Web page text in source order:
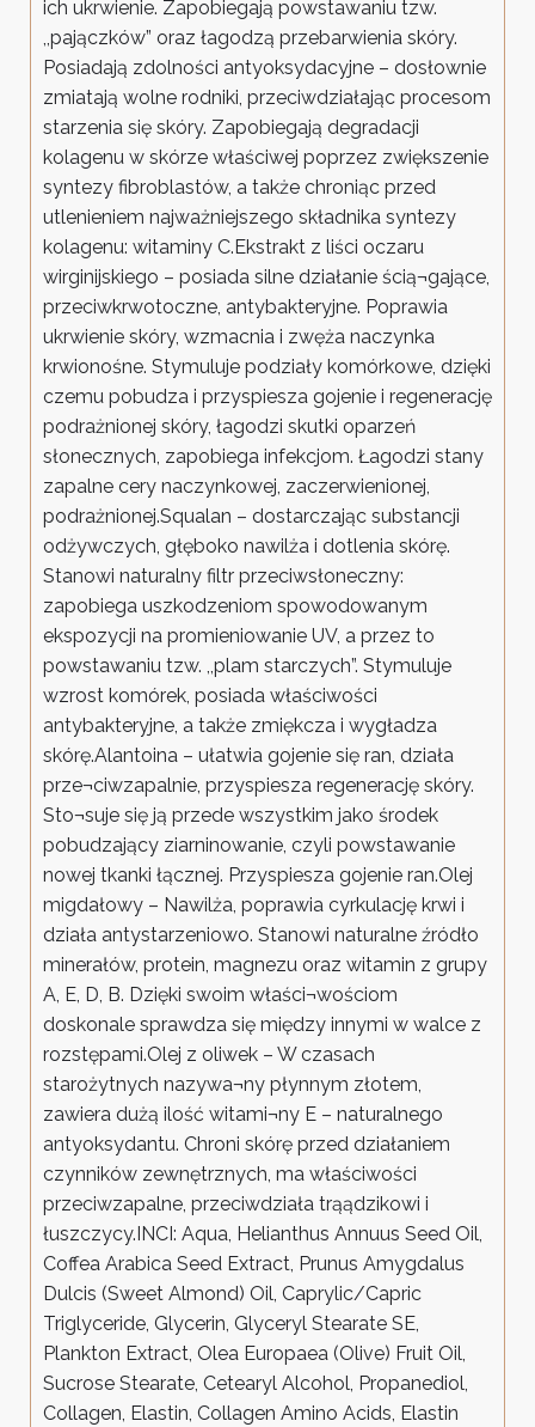
ich ukrwienie. Zapobiegają powstawaniu tzw.
,,pajączków” oraz łagodzą przebarwienia skóry.
Posiadają zdolności antyoksydacyjne – dosłownie
zmiatają wolne rodniki, przeciwdziałając procesom
starzenia się skóry. Zapobiegają degradacji
kolagenu w skórze właściwej poprzez zwiększenie
syntezy fibroblastów, a także chroniąc przed
utlenieniem najważniejszego składnika syntezy
kolagenu: witaminy C.Ekstrakt z liści oczaru
wirginijskiego – posiada silne działanie ścią¬gające,
przeciwkrwotoczne, antybakteryjne. Poprawia
ukrwienie skóry, wzmacnia i zwęża naczynka
krwionośne. Stymuluje podziały komórkowe, dzięki
czemu pobudza i przyspiesza gojenie i regenerację
podrażnionej skóry, łagodzi skutki oparzeń
słonecznych, zapobiega infekcjom. Łagodzi stany
zapalne cery naczynkowej, zaczerwienionej,
podrażnionej.Squalan – dostarczając substancji
odżywczych, głęboko nawilża i dotlenia skórę.
Stanowi naturalny filtr przeciwsłoneczny:
zapobiega uszkodzeniom spowodowanym
ekspozycji na promieniowanie UV, a przez to
powstawaniu tzw. ,,plam starczych”. Stymuluje
wzrost komórek, posiada właściwości
antybakteryjne, a także zmiękcza i wygładza
skórę.Alantoina – ułatwia gojenie się ran, działa
prze¬ciwzapalnie, przyspiesza regenerację skóry.
Sto¬suje się ją przede wszystkim jako środek
pobudzający ziarninowanie, czyli powstawanie
nowej tkanki łącznej. Przyspiesza gojenie ran.Olej
migdałowy – Nawilża, poprawia cyrkulację krwi i
działa antystarzeniowo. Stanowi naturalne źródło
minerałów, protein, magnezu oraz witamin z grupy
A, E, D, B. Dzięki swoim właści¬wościom
doskonale sprawdza się między innymi w walce z
rozstępami.Olej z oliwek – W czasach
starożytnych nazywa¬ny płynnym złotem,
zawiera dużą ilość witami¬ny E – naturalnego
antyoksydantu. Chroni skórę przed działaniem
czynników zewnętrznych, ma właściwości
przeciwzapalne, przeciwdziała trąądzikowi i
łuszczycy.INCI: Aqua, Helianthus Annuus Seed Oil,
Coffea Arabica Seed Extract, Prunus Amygdalus
Dulcis (Sweet Almond) Oil, Caprylic/Capric
Triglyceride, Glycerin, Glyceryl Stearate SE,
Plankton Extract, Olea Europaea (Olive) Fruit Oil,
Sucrose Stearate, Cetearyl Alcohol, Propanediol,
Collagen, Elastin, Collagen Amino Acids, Elastin